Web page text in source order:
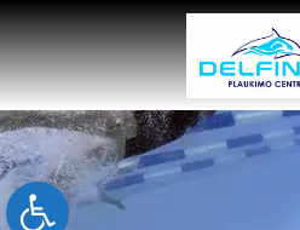
Open toolbar